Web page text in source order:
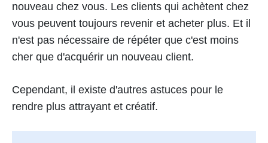
nouveau chez vous. Les clients qui achètent chez
vous peuvent toujours revenir et acheter plus. Et il
n'est pas nécessaire de répéter que c'est moins
cher que d'acquérir un nouveau client.
Cependant, il existe d'autres astuces pour le
rendre plus attrayant et créatif.